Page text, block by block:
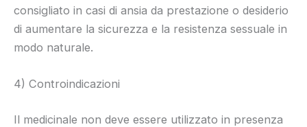
consigliato in casi di ansia da prestazione o desiderio
di aumentare la sicurezza e la resistenza sessuale in
modo naturale.
4) Controindicazioni
Il medicinale non deve essere utilizzato in presenza